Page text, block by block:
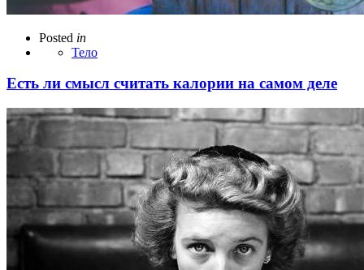
Posted in
Тело
Есть ли смысл считать калории на самом деле